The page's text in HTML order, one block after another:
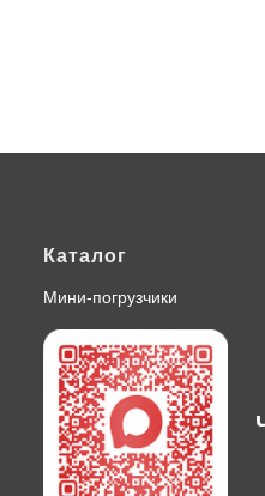
Каталог
Мини-погрузчики